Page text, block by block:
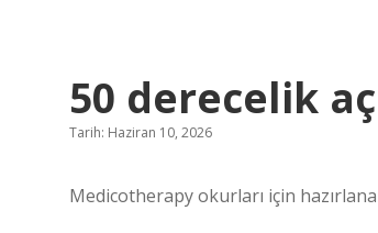
50 derecelik
Tarih: Haziran 10, 2026
Medicotherapy okurları için